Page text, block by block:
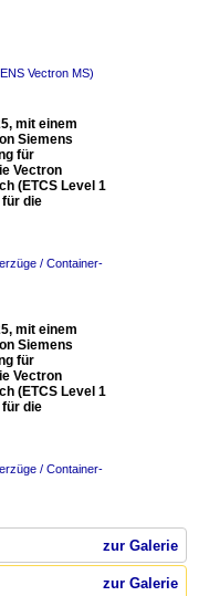
Vectron MS)
mit einem
Siemens
für
Vectron
(ETCS Level 1
für die
/ Container-
mit einem
Siemens
für
Vectron
(ETCS Level 1
für die
/ Container-
zur Galerie
zur Galerie